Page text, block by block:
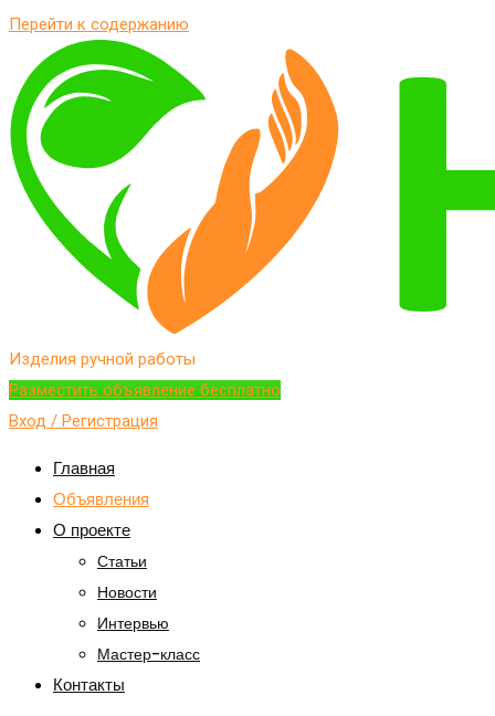
Перейти к содержанию
Изделия ручной работы
Разместить объявление бесплатно
Вход / Регистрация
Главная
Объявления
О проекте
Статьи
Новости
Интервью
Мастер-класс
Контакты